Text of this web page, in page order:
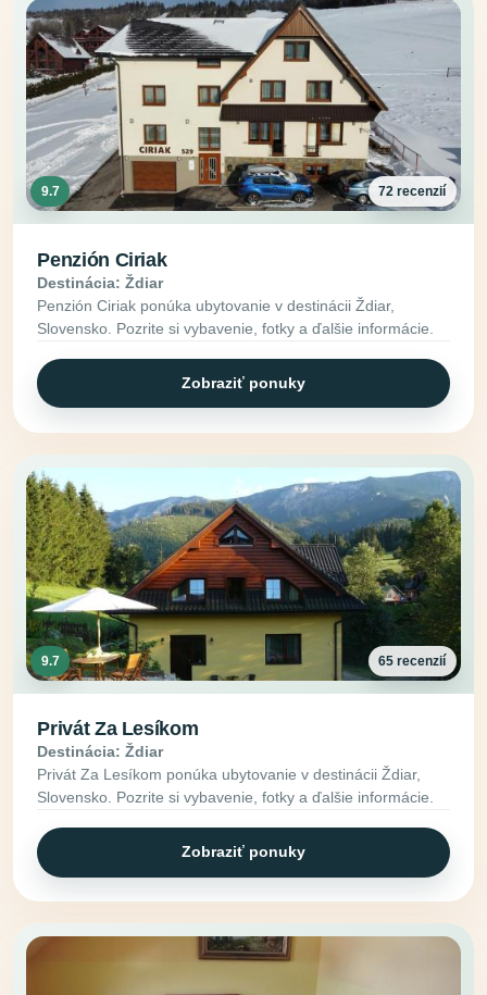
9.7 72 recenzií
Penzión Ciriak
Destinácia: Ždiar
Penzión Ciriak ponúka ubytovanie v destinácii Ždiar,
Slovensko. Pozrite si vybavenie, fotky a ďalšie informácie.
Zobraziť ponuky
9.7 65 recenzií
Privát Za Lesíkom
Destinácia: Ždiar
Privát Za Lesíkom ponúka ubytovanie v destinácii Ždiar,
Slovensko. Pozrite si vybavenie, fotky a ďalšie informácie.
Zobraziť ponuky